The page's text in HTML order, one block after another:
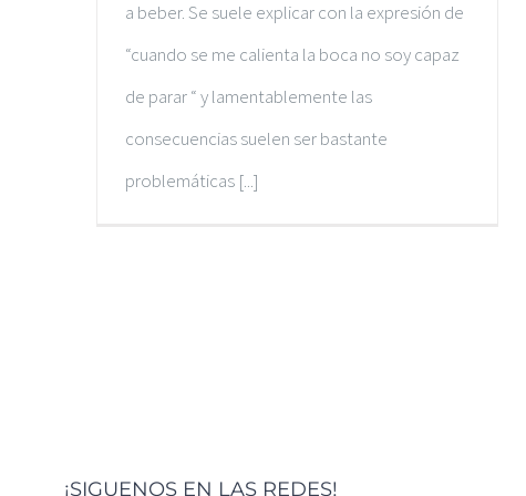
a beber. Se suele explicar con la expresión de
“cuando se me calienta la boca no soy capaz
de parar “ y lamentablemente las
consecuencias suelen ser bastante
problemáticas [...]
¡SIGUENOS EN LAS REDES!